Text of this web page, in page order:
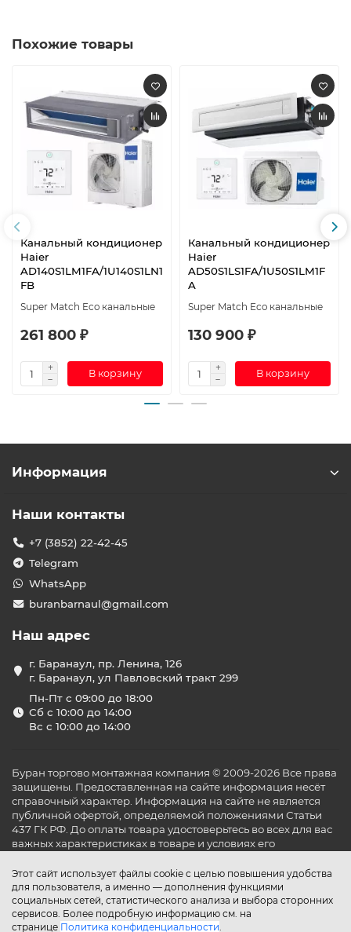
Похожие товары
Канальный кондиционер
Haier
AD140S1LM1FA/1U140S1LN1
FB
Super Match Eco канальные
261 800 ₽
В корзину
Канальный кондиционер
Haier
AD50S1LS1FA/1U50S1LM1F
A
Super Match Eco канальные
130 900 ₽
В корзину
Этот сайт использует файлы cookie с целью повышения удобства
для пользователя, а именно — дополнения функциями
социальных сетей, статистического анализа и выбора сторонних
сервисов. Более подробную информацию см. на
странице Политика конфиденциальности.
Информация
Наши контакты
+7 (3852) 22-42-45
Telegram
WhatsApp
buranbarnaul@gmail.com
Наш адрес
г. Баранаул, пр. Ленина, 126
г. Баранаул, ул Павловский тракт 299
Пн-Пт с 09:00 до 18:00
Сб с 10:00 до 14:00
Вс с 10:00 до 14:00
Буран торгово монтажная компания © 2009-2026 Все права
защищены. Предоставленная на сайте информация несёт
справочный характер. Информация на сайте не является
публичной офертой, определяемой положениями Статьи
437 ГК РФ. До оплаты товара удостоверьтесь во всех для вас
важных характеристиках в товаре и условиях его